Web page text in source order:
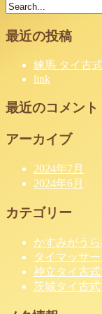
最近の投稿
練馬 タイ古
link
最近のコメント
アーカイブ
2024年7月
2024年6月
カテゴリー
かすみがう
タイマッサ
神立タイ古
茨城タイ古